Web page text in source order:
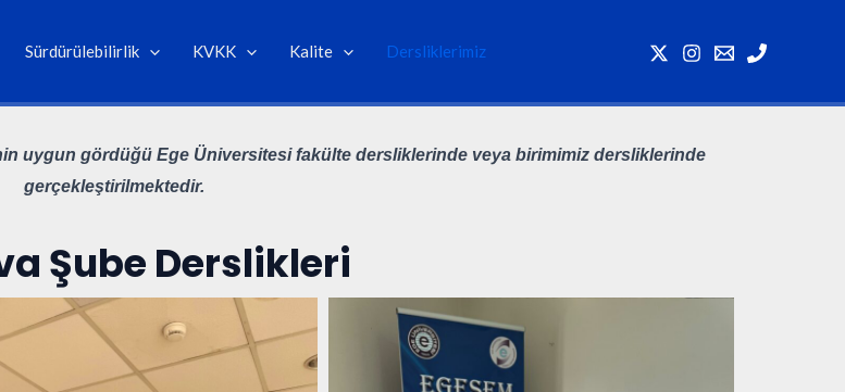
Sürdürülebilirlik KVKK Kalite Dersliklerimiz
uygun gördüğü Ege Üniversitesi fakülte dersliklerinde veya birimimiz dersliklerinde
gerçekleştirilmektedir.
Şube Derslikleri